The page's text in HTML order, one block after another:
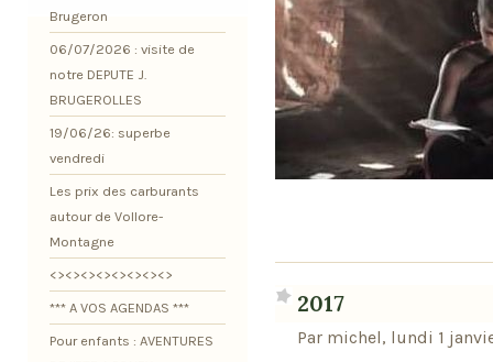
2017
Par michel, lundi 1
Brugeron
06/07/2026 : visite de
notre DEPUTE J.
BRUGEROLLES
19/06/26: superbe
vendredi
Les prix des carburants
autour de Vollore-
Montagne
<><><><><><><><>
*** A VOS AGENDAS ***
Pour enfants : AVENTURES